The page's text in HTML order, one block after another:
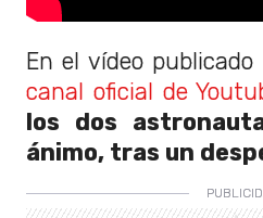
En el vídeo publicado
canal oficial de
los dos
ánimo, tras un